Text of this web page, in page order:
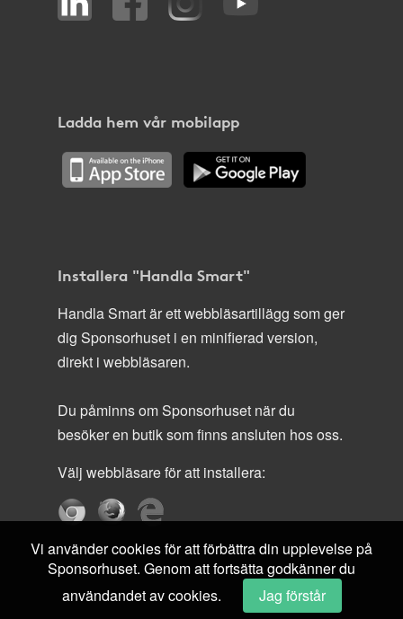
Ladda hem vår mobilapp
Installera "Handla Smart"
Handla Smart är ett webbläsartillägg som ger
dig Sponsorhuset i en minifierad version,
direkt i webbläsaren.
Du påminns om Sponsorhuset när du
besöker en butik som finns ansluten hos oss.
Välj webbläsare för att installera:
Vi använder cookies för att förbättra din upplevelse på
Sponsorhuset. Genom att fortsätta godkänner du
användandet av cookies.
Jag förstår